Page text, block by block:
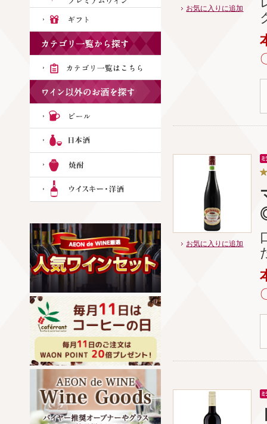
お気に入りに追加
お気に入りに追加